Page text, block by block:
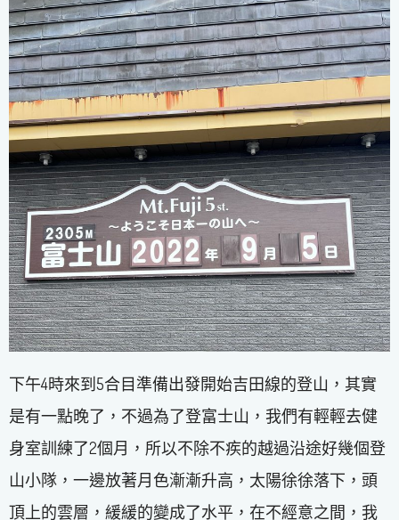
下午4時來到5合目準備出發開始吉田線的登山，其實
是有一點晚了，不過為了登富士山，我們有輕輕去健
身室訓練了2個月，所以不除不疾的越過沿途好幾個登
山小隊，一邊放著月色漸漸升高，太陽徐徐落下，頭
頂上的雲層，緩緩的變成了水平，在不經意之間，我